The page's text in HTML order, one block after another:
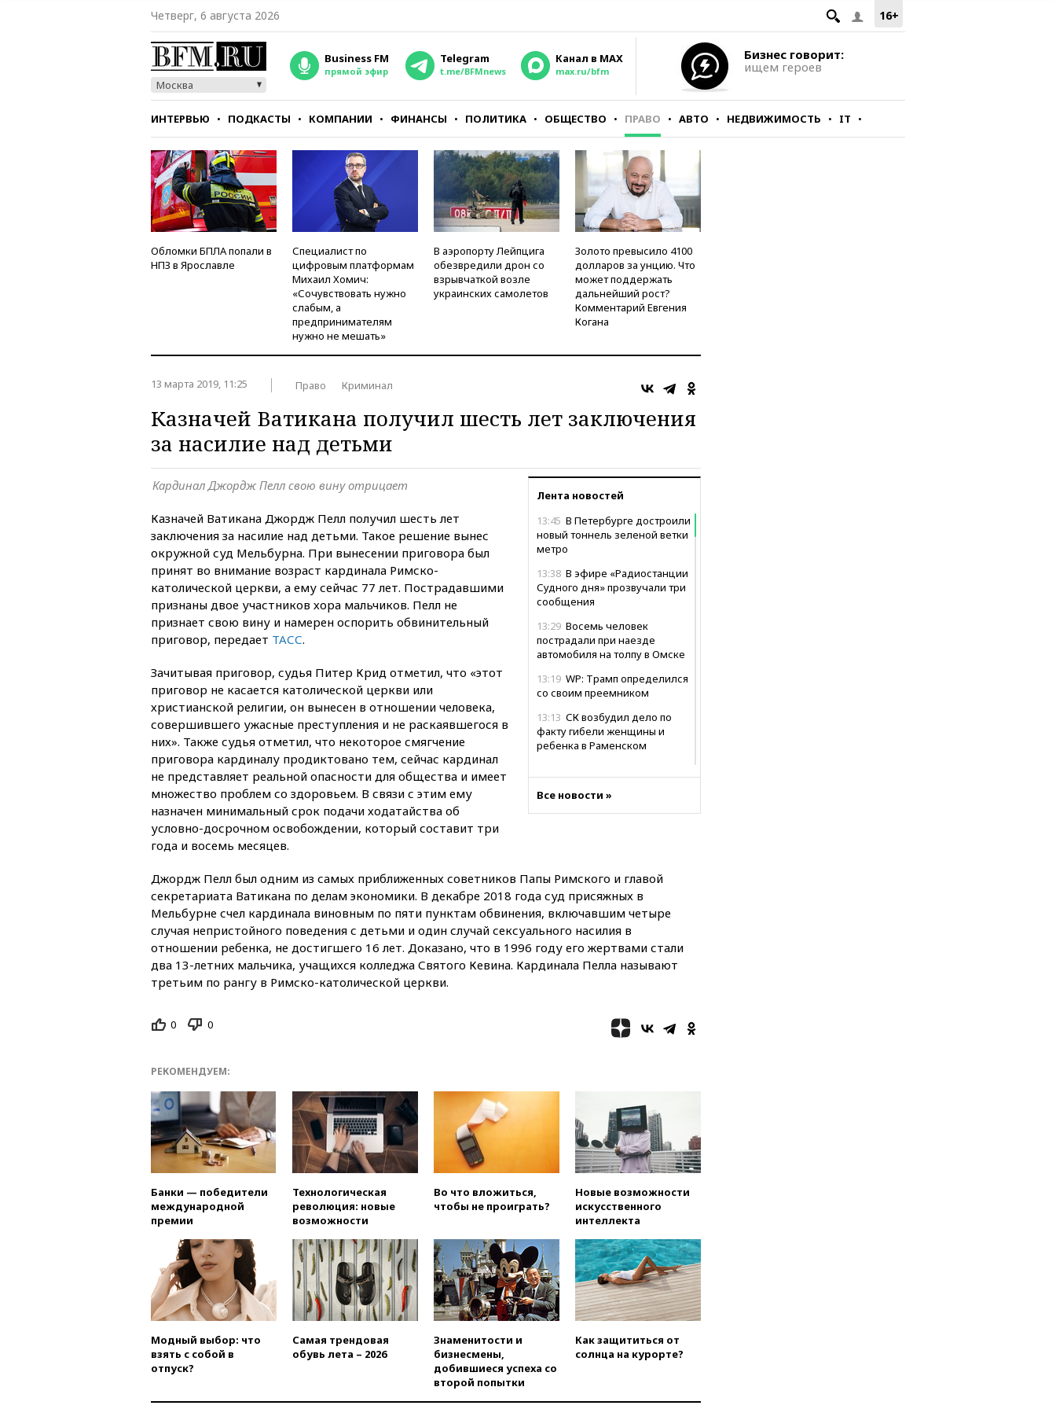
16+
Четверг, 6 августа 2026
Москва
Business FM
прямой эфир
Telegram
t.me/BFMnews
Канал в MAX
max.ru/bfm
Бизнес говорит:
ищем героев
ИНТЕРВЬЮ ПОДКАСТЫ КОМПАНИИ ФИНАНСЫ ПОЛИТИКА ОБЩЕСТВО ПРАВО АВТО НЕДВИЖИМОСТЬ IT
СТИЛЬ ТЕСТЫ
Обломки БПЛА попали в
НПЗ в Ярославле
Специалист по
цифровым платформам
Михаил Хомич:
«Сочувствовать нужно
слабым, а
предпринимателям
нужно не мешать»
В аэропорту Лейпцига
обезвредили дрон со
взрывчаткой возле
украинских самолетов
Золото превысило 4100
долларов за унцию. Что
может поддержать
дальнейший рост?
Комментарий Евгения
Когана
13 марта 2019, 11:25 Право Криминал
Казначей Ватикана получил шесть лет заключения
за насилие над детьми
Лента новостей
13:45 В Петербурге достроили
новый тоннель зеленой ветки
метро
13:38 В эфире «Радиостанции
Судного дня» прозвучали три
сообщения
13:29 Восемь человек
пострадали при наезде
автомобиля на толпу в Омске
13:19 WP: Трамп определился
со своим преемником
13:13 СК возбудил дело по
факту гибели женщины и
ребенка в Раменском
пострадали пять человек
женщина и трехлетний
ребенок погибли при падении
из окна
12:22 В России с 1 сентября
изменятся билеты на
согласовали главные пункты
сделки по открытию
восстановили обмен
разведданными с Украиной
Великобритания
расширила санкции против
обломки БПЛА упали в
резервуары НПЗ
критику мэра Хиросимы в
годовщину ядерной
бомбардировки
10:57
Оверчук заявил о
сокращении товарооборота
10:54
Все новости »
Кардинал Джордж Пелл свою вину отрицает
Казначей Ватикана Джордж Пелл получил шесть лет
заключения за насилие над детьми. Такое решение вынес
окружной суд Мельбурна. При вынесении приговора был
принят во внимание возраст кардинала Римско-
католической церкви, а ему сейчас 77 лет. Пострадавшими
признаны двое участников хора мальчиков. Пелл не
признает свою вину и намерен оспорить обвинительный
приговор, передает ТАСС.
Зачитывая приговор, судья Питер Крид отметил, что «этот
приговор не касается католической церкви или
христианской религии, он вынесен в отношении человека,
совершившего ужасные преступления и не раскаявшегося в
них». Также судья отметил, что некоторое смягчение
приговора кардиналу продиктовано тем, сейчас кардинал
не представляет реальной опасности для общества и имеет
множество проблем со здоровьем. В связи с этим ему
назначен минимальный срок подачи ходатайства об
условно-досрочном освобождении, который составит три
года и восемь месяцев.
Джордж Пелл был одним из самых приближенных советников Папы Римского и главой
секретариата Ватикана по делам экономики. В декабре 2018 года суд присяжных в
Мельбурне счел кардинала виновным по пяти пунктам обвинения, включавшим четыре
случая непристойного поведения с детьми и один случай сексуального насилия в
отношении ребенка, не достигшего 16 лет. Доказано, что в 1996 году его жертвами стали
два 13-летних мальчика, учащихся колледжа Святого Кевина. Кардинала Пелла называют
третьим по рангу в Римско-католической церкви.
0 0
РЕКОМЕНДУЕМ:
Банки — победители
международной
премии
Технологическая
революция: новые
возможности
Во что вложиться,
чтобы не проиграть?
Новые возможности
искусственного
интеллекта
Модный выбор: что
взять с собой в
отпуск?
Самая трендовая
обувь лета – 2026
Знаменитости и
бизнесмены,
добившиеся успеха со
второй попытки
Как защититься от
солнца на курорте?